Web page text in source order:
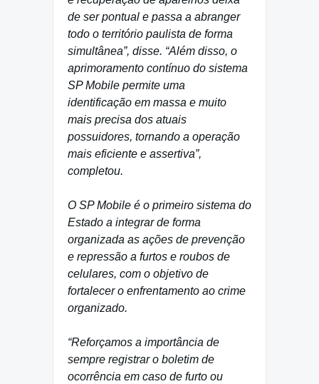
de ser pontual e passa a abranger
todo o território paulista de forma
simultânea”, disse. “Além disso, o
aprimoramento contínuo do sistema
SP Mobile permite uma
identificação em massa e muito
mais precisa dos atuais
possuidores, tornando a operação
mais eficiente e assertiva”,
completou.
O SP Mobile é o primeiro sistema do
Estado a integrar de forma
organizada as ações de prevenção
e repressão a furtos e roubos de
celulares, com o objetivo de
fortalecer o enfrentamento ao crime
organizado.
“Reforçamos a importância de
sempre registrar o boletim de
ocorrência em caso de furto ou